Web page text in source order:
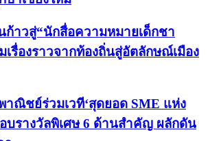
ก้าวสู่“นักสื่อความหมายเด็กชา
เรื่องราวจากท้องถิ่นสู่อัตลักษณ์เมือง
าณิชย์ร่วมเวที‘สุดยอด SME แห่ง
บรางวัลพิเศษ 6 ด้านสำคัญ ผลักดัน